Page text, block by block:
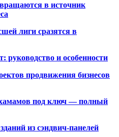
в источник
лиги сразятся в
руководство и особенности
продвижения бизнесов
хамамов под ключ — полный
из сэндвич-панелей